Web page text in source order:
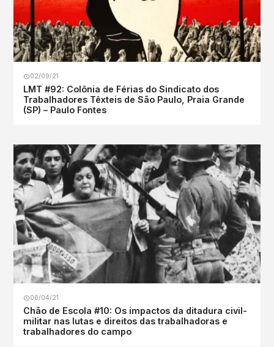
02/09/21
LMT #92: Colônia de Férias do Sindicato dos
Trabalhadores Têxteis de São Paulo, Praia Grande
(SP) – Paulo Fontes
06/04/21
Chão de Escola #10: Os impactos da ditadura civil-
militar nas lutas e direitos das trabalhadoras e
trabalhadores do campo